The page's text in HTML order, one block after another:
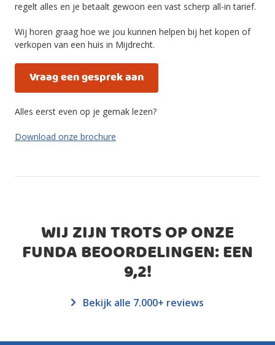
regelt alles en je betaalt gewoon een vast scherp all-in tarief.
Wij horen graag hoe we jou kunnen helpen bij het kopen of
verkopen van een huis in Mijdrecht.
Vraag een gesprek aan
Alles eerst even op je gemak lezen?
Download onze brochure
WIJ ZIJN TROTS OP ONZE
FUNDA BEOORDELINGEN: EEN
9,2!
Bekijk alle 7.000+ reviews